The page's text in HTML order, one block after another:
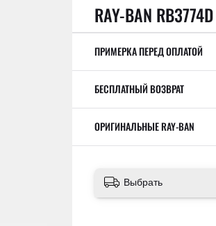
RAY-BAN
ПРИМЕРКА ПЕРЕД ОПЛАТОЙ
БЕСПЛАТНЫЙ ВОЗВРАТ
ОРИГИНАЛЬНЫЕ RAY-BAN
Выбрать